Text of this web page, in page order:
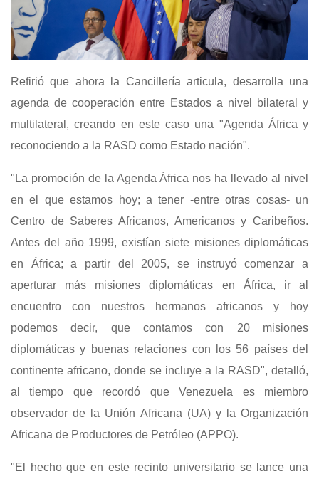
Refirió que ahora la Cancillería articula, desarrolla una
agenda de cooperación entre Estados a nivel bilateral y
multilateral, creando en este caso una "Agenda África y
reconociendo a la RASD como Estado nación".
"La promoción de la Agenda África nos ha llevado al nivel
en el que estamos hoy; a tener -entre otras cosas- un
Centro de Saberes Africanos, Americanos y Caribeños.
Antes del año 1999, existían siete misiones diplomáticas
en África; a partir del 2005, se instruyó comenzar a
aperturar más misiones diplomáticas en África, ir al
encuentro con nuestros hermanos africanos y hoy
podemos decir, que contamos con 20 misiones
diplomáticas y buenas relaciones con los 56 países del
continente africano, donde se incluye a la RASD", detalló,
al tiempo que recordó que Venezuela es miembro
observador de la Unión Africana (UA) y la Organización
Africana de Productores de Petróleo (APPO).
"El hecho que en este recinto universitario se lance una